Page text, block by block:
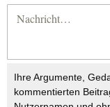
Ihre Argumente,
kommentierten